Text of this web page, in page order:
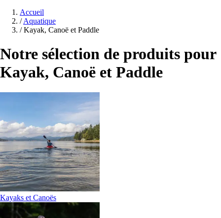
Accueil
/ Aquatique
/ Kayak, Canoë et Paddle
Notre sélection de produits pour
Kayak, Canoë et Paddle
Kayaks et Canoës